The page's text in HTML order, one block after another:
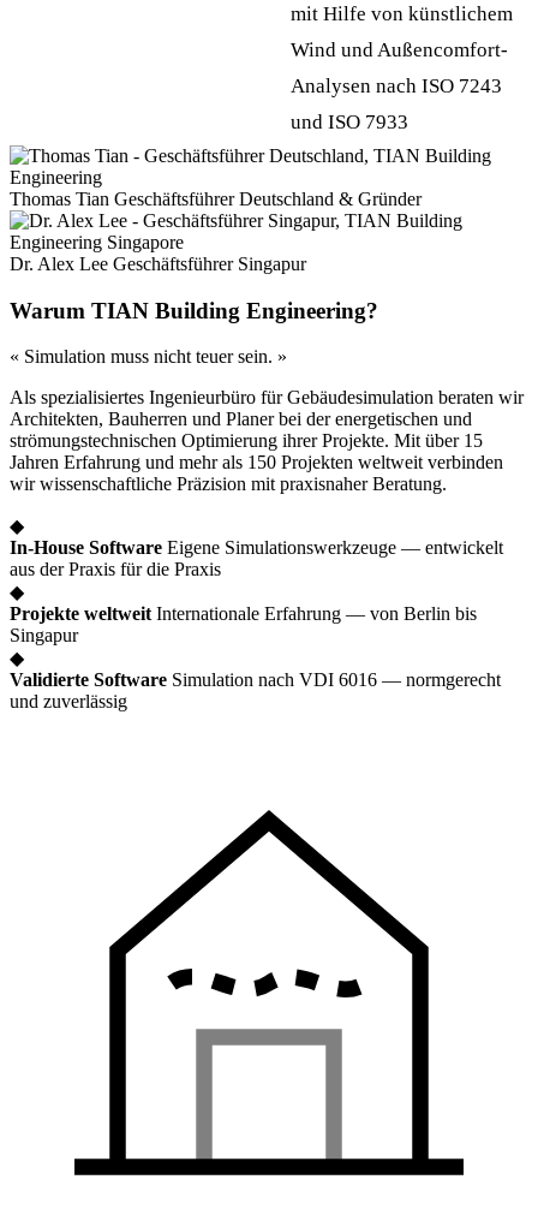
mit Hilfe von künstlichem
Wind und Außencomfort-
Analysen nach ISO 7243
und ISO 7933
Thomas Tian Geschäftsführer Deutschland & Gründer
Dr. Alex Lee Geschäftsführer Singapur
Warum TIAN Building Engineering?
« Simulation muss nicht teuer sein. »
Als spezialisiertes Ingenieurbüro für Gebäudesimulation beraten wir
Architekten, Bauherren und Planer bei der energetischen und
strömungstechnischen Optimierung ihrer Projekte. Mit über 15
Jahren Erfahrung und mehr als 150 Projekten weltweit verbinden
wir wissenschaftliche Präzision mit praxisnaher Beratung.
◆
In-House Software Eigene Simulationswerkzeuge — entwickelt
aus der Praxis für die Praxis
◆
Projekte weltweit Internationale Erfahrung — von Berlin bis
Singapur
◆
Validierte Software Simulation nach VDI 6016 — normgerecht
und zuverlässig